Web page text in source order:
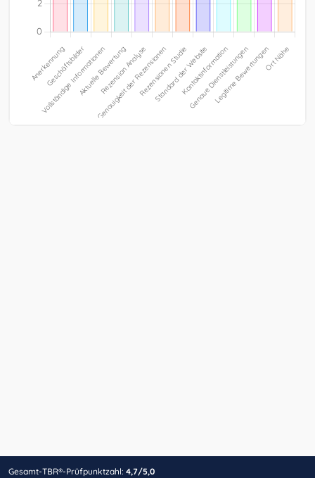
Gesamt-TBR®-Prüfpunktzahl: 4,7/5,0